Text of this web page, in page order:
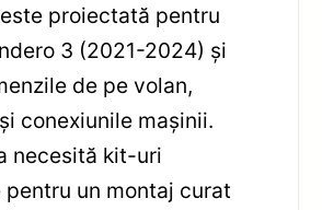
proiectată pentru
3 (2021-2024) și
de pe volan,
conexiunile mașinii.
necesită kit-uri
un montaj curat